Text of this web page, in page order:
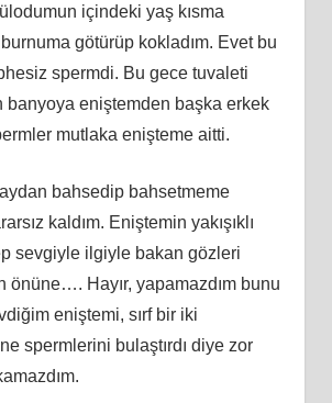
içindeki yaş kısma
götürüp kokladım. Evet bu
spermdi. Bu gece tuvaleti
banyoya eniştemden başka erkek
mutlaka enişteme aitti.
bahsedip bahsetmeme
kaldım. Eniştemin yakışıklı
sevgiyle ilgiyle bakan gözleri
önüne…. Hayır, yapamazdım bunu
eniştemi, sırf bir iki
spermlerini bulaştırdı diye zor